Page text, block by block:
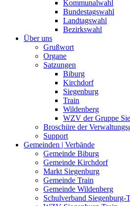
Kommunalwahl
Bundestagswahl
Landtagswahl
Bezirkswahl
Über uns
Grußwort
Organe
Satzungen
Biburg
Kirchdorf
Siegenburg
Train
Wildenberg
WZV der Gruppe
Broschüre der
Support
Gemeinden | Verbände
Gemeinde Biburg
Gemeinde Kirchdorf
Markt Siegenburg
Gemeinde Train
Gemeinde Wildenberg
Schulverband Siegenburg-